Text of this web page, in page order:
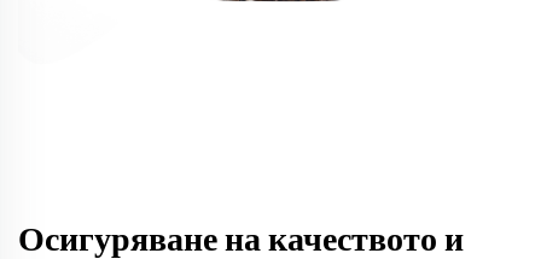
Осигуряване на качеството и